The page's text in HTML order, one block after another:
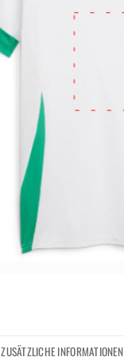
ZUSÄTZLICHE INFORMATIONEN